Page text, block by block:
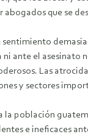
que se
sentimiento
ante el asesinato
Las
y sectores
la población
e ineficaces